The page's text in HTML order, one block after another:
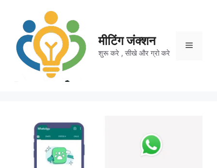
content
मीटिंग जंक्शन
शुरू करे , सीखे और ग्रो करे
Menu